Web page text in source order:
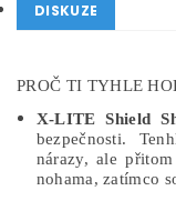
DISKUZE
PROČ TI TYHLE
X-LITE Shield
bezpečnosti.
nárazy, ale
nohama, zatímco